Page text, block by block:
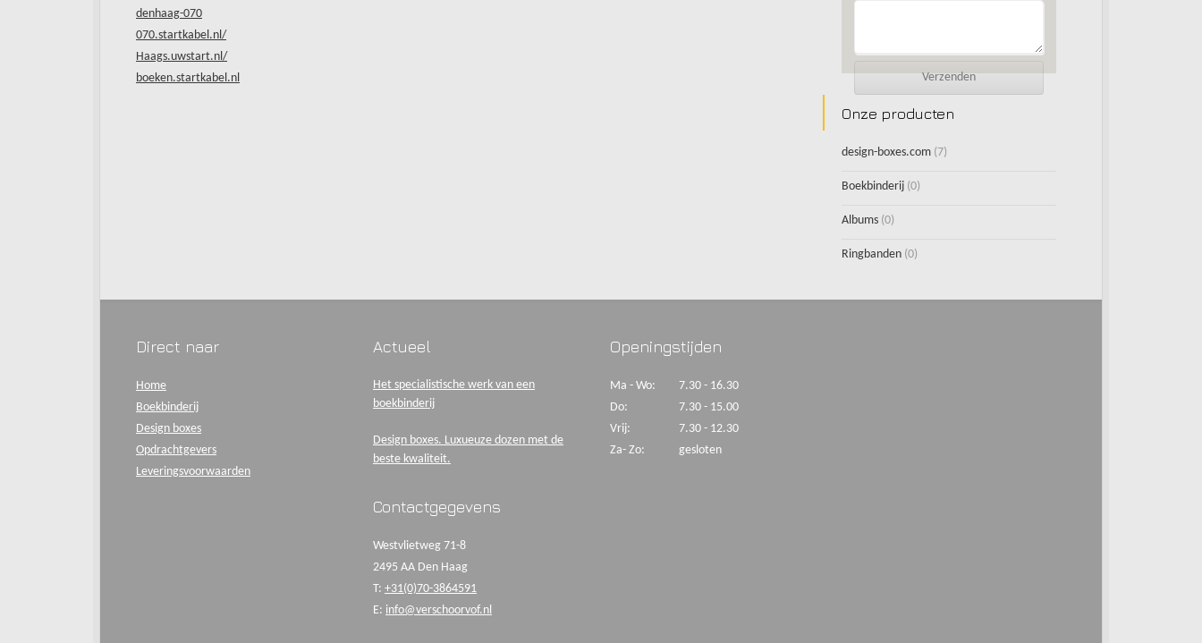
denhaag-070
070.startkabel.nl/
Haags.uwstart.nl/
boeken.startkabel.nl
Onze producten
design-boxes.com (7)
Boekbinderij (0)
Albums (0)
Ringbanden (0)
Direct naar
Home
Boekbinderij
Design boxes
Opdrachtgevers
Leveringsvoorwaarden
Actueel
Het specialistische werk van een
boekbinderij
Design boxes. Luxueuze dozen met de
beste kwaliteit.
Contactgegevens
Westvlietweg 71-8
2495 AA Den Haag
T: +31(0)70-3864591
E: info@verschoorvof.nl
Openingstijden
Ma - Wo:
Do:
Vrij:
Za- Zo:
7.30 - 16.30
7.30 - 15.00
7.30 - 12.30
gesloten